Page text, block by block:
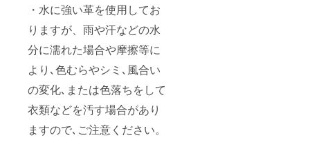
・水に強い革を使用してお
りますが、雨や汗などの水
分に濡れた場合や摩擦等に
より､色むらやシミ､風合い
の変化､または色落ちをして
衣類などを汚す場合があり
ますので､ご注意ください。